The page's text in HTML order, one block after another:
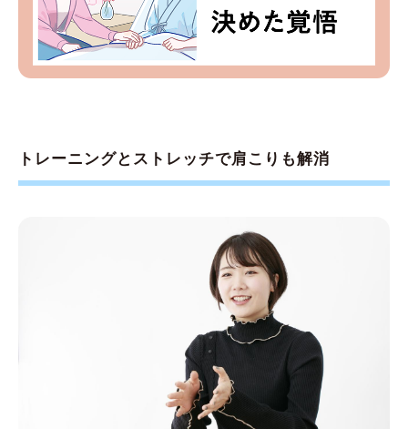
トレーニングとストレッチで肩こりも解消